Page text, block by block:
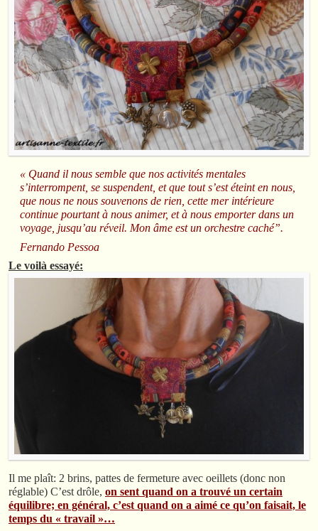
« Quand il nous semble que nos activités mentales
s’interrompent, se suspendent, et que tout s’est éteint en nous,
que nous ne nous souvenons de rien, cette mer intérieure
continue pourtant à nous animer, et à nous emporter dans un
voyage, jusqu’au réveil. Mon âme est un orchestre caché”.
Fernando Pessoa
Le voilà essayé:
Il me plaît: 2 brins, pattes de fermeture avec oeillets (donc non
réglable) C’est drôle, on sent quand on a trouvé un certain
équilibre; en général, c’est quand on a aimé ce qu’on faisait, le
temps du « travail »…